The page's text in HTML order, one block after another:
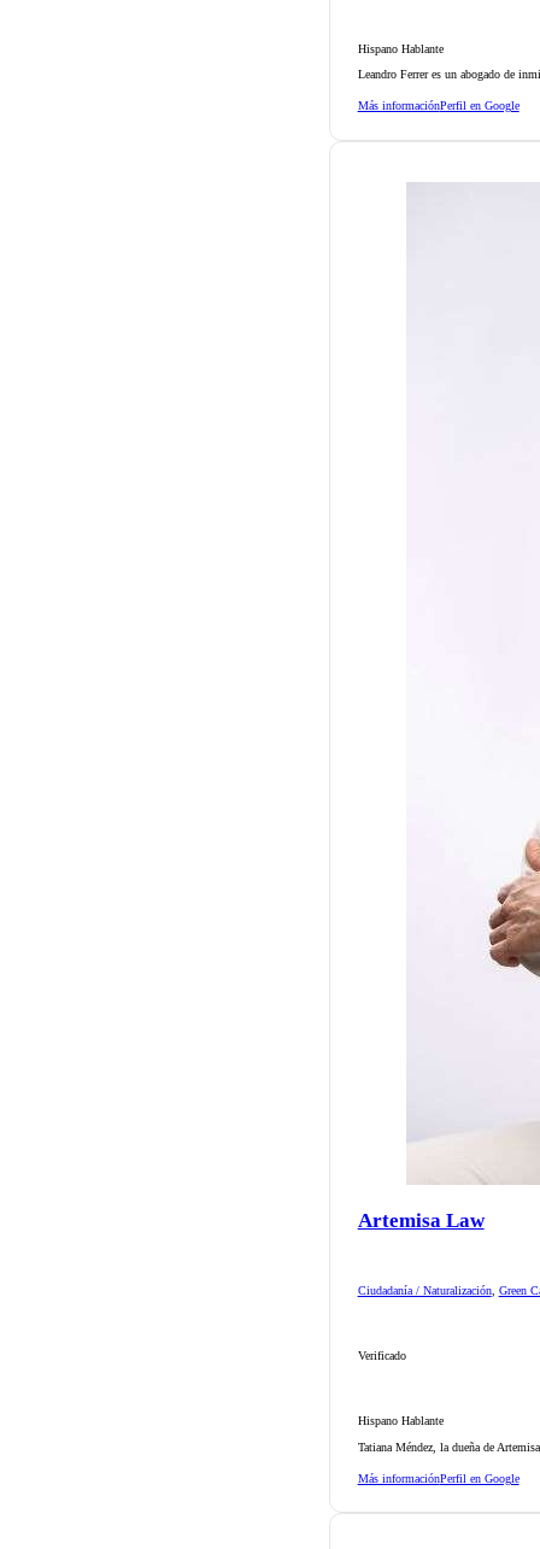
Hispano Hablante
Leandro Ferrer es un abogado de
Más informaciónPerfil en Google
Artemisa Law
Ciudadanía / Naturalización, Green
Verificado
Hispano Hablante
Tatiana Méndez, la dueña de
Más informaciónPerfil en Google